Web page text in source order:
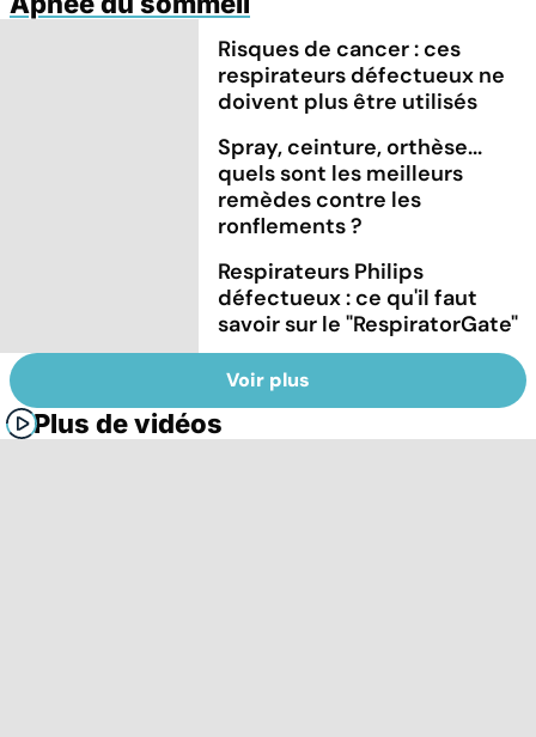
Risques de cancer : ces
respirateurs défectueux ne
doivent plus être utilisés
Spray, ceinture, orthèse...
quels sont les meilleurs
remèdes contre les
ronflements ?
Respirateurs Philips
défectueux : ce qu'il faut
savoir sur le "RespiratorGate"
Voir plus
Plus de vidéos